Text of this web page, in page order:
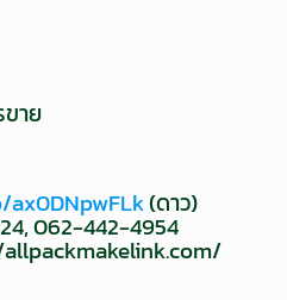
าย
(ดาว)
062-442-4954